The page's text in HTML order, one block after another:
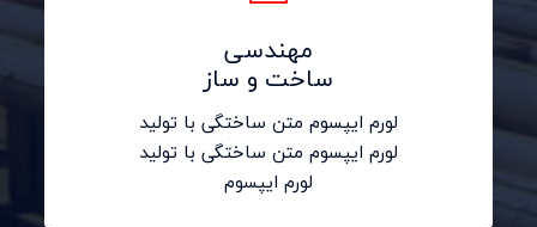
مهندسی
ساخت و ساز
لورم ایپسوم متن ساختگی با تولید
لورم ایپسوم متن ساختگی با تولید
لورم ایپسوم